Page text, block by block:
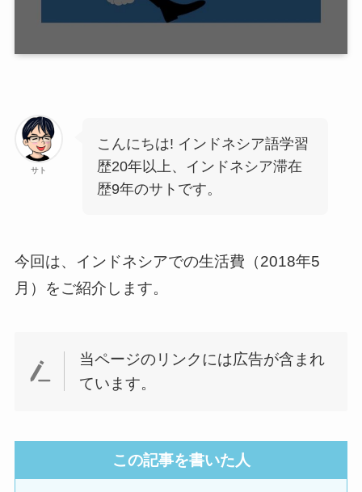
サト
こんにちは! インドネシア語学習
歴20年以上、インドネシア滞在
歴9年のサトです。
今回は、インドネシアでの生活費（2018年5
月）をご紹介します。
当ページのリンクには広告が含まれ
ています。
この記事を書いた人